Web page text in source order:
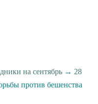
на сентябрь→ 28
против бешенства